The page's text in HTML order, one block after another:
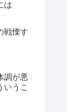
は
戦慄す
調が悪
いうこ